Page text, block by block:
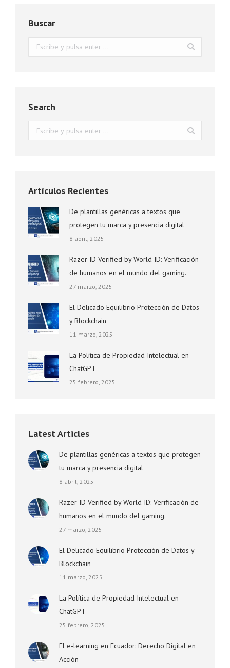
Buscar
Buscar:
Search
Buscar:
Artículos Recientes
De plantillas genéricas a textos que
protegen tu marca y presencia digital
8 abril, 2025
Razer ID Verified by World ID: Verificación
de humanos en el mundo del gaming.
27 marzo, 2025
El Delicado Equilibrio Protección de Datos
y Blockchain
11 marzo, 2025
La Política de Propiedad Intelectual en
ChatGPT
25 febrero, 2025
Latest Articles
De plantillas genéricas a textos que protegen
tu marca y presencia digital
8 abril, 2025
Razer ID Verified by World ID: Verificación de
humanos en el mundo del gaming.
27 marzo, 2025
El Delicado Equilibrio Protección de Datos y
Blockchain
11 marzo, 2025
La Política de Propiedad Intelectual en
ChatGPT
25 febrero, 2025
El e-learning en Ecuador: Derecho Digital en
Acción